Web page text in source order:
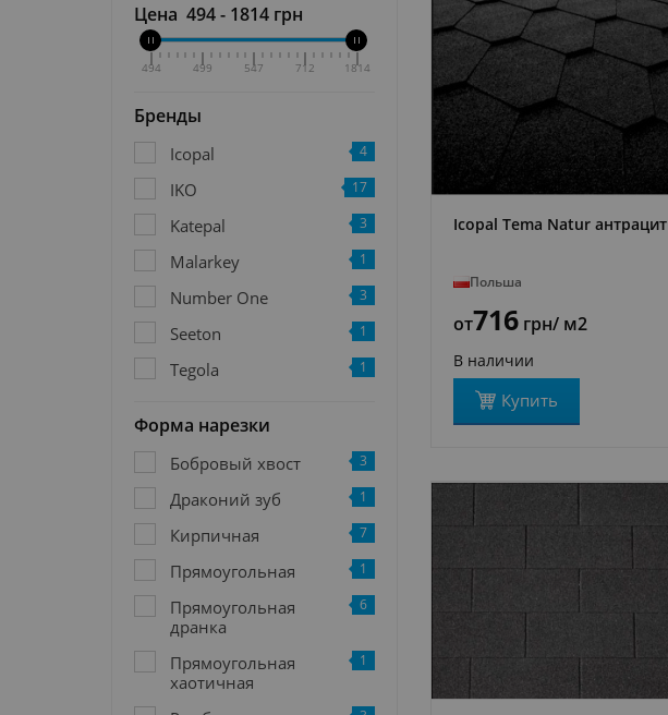
Цена 494- 1814 грн
494 499 547 712 1814
Бренды
Icopal 4
IKO 17
Katepal 3
Malarkey 1
Number One 3
Seeton 1
Tegola 1
Форма нарезки
Бобровый хвост 3
Драконий зуб 1
Кирпичная 7
Прямоугольная 1
Прямоугольная
дранка
6
Прямоугольная
хаотичная
1
ПОДРОБНЕЕ
Icopal Tema Natur антрацит
Польша
от716грн/ м2
В наличии
Купить